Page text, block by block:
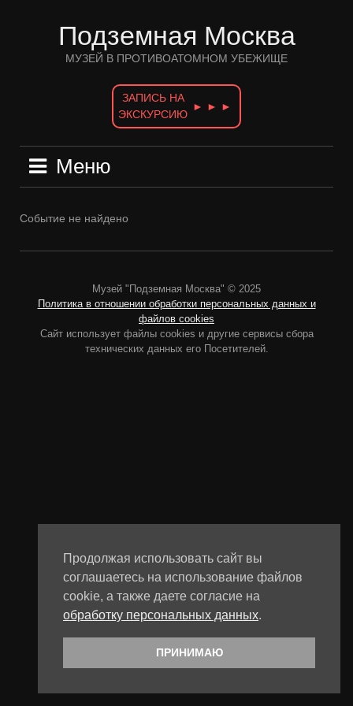
Подземная Москва
МУЗЕЙ В ПРОТИВОАТОМНОМ УБЕЖИЩЕ
ЗАПИСЬ НА
ЭКСКУРСИЮ
► ► ►
Меню
Событие не найдено
Музей "Подземная Москва" © 2025
Политика в отношении обработки персональных данных и
файлов cookies
Сайт использует файлы cookies и другие сервисы сбора
технических данных его Посетителей.
Продолжая использовать сайт вы
соглашаетесь на использование файлов
cookie, а также даете согласие на
обработку персональных данных.
ПРИНИМАЮ